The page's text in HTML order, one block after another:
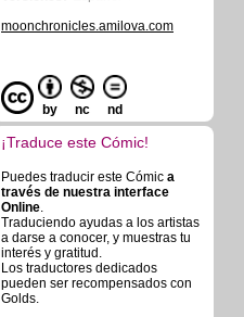
moonchronicles.amilova.com
by nc nd
¡Traduce este Cómic!
Puedes traducir este Cómic a
través de nuestra interface
Online.
Traduciendo ayudas a los artistas
a darse a conocer, y muestras tu
interés y gratitud.
Los traductores dedicados
pueden ser recompensados con
Golds.